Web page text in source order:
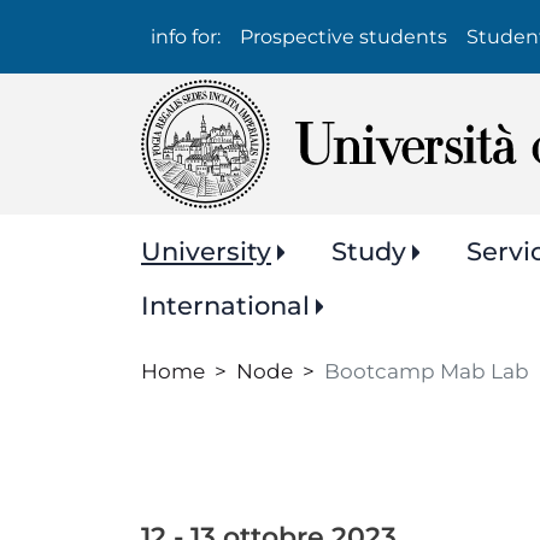
Info
per:
info for: Prospective students
Navigazione
principale
University Study
International
Home Node Bootcamp Mab Lab